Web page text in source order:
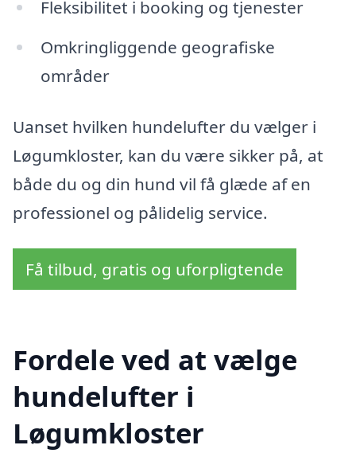
Fleksibilitet i booking og tjenester
Omkringliggende geografiske
områder
Uanset hvilken hundelufter du vælger i
Løgumkloster, kan du være sikker på, at
både du og din hund vil få glæde af en
professionel og pålidelig service.
Få tilbud, gratis og uforpligtende
Fordele ved at vælge
hundelufter i
Løgumkloster